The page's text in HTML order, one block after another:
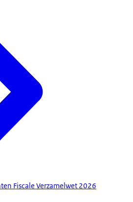
Fiscale Verzamelwet 2026